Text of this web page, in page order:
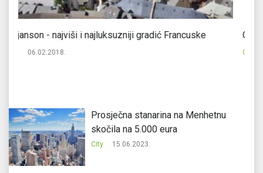
Ovo je lista gradova koji su najskuplji za život
City 17.10.2019.
Prosječna stanarina na Menhetnu
skočila na 5.000 eura
City 15.06.2023.